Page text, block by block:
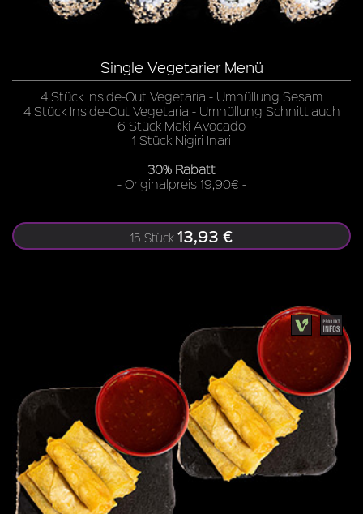
Single Vegetarier Menü
4 Stück Inside-Out Vegetaria - Umhüllung Sesam
4 Stück Inside-Out Vegetaria - Umhüllung Schnittlauch
6 Stück Maki Avocado
1 Stück Nigiri Inari
30% Rabatt
- Originalpreis 19,90€ -
15 Stück 13,93 €